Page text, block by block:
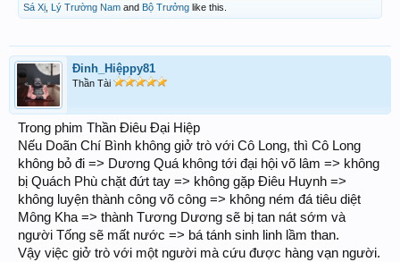
Sá Xị Lý Trường Nam and Bộ Trưởng like this.
Đinh_Hiệppy81
Thần Tài
Trong phim Thần Điêu Đại Hiệp
Nếu Doãn Chí Bình không giở trò với Cô Long, thì Cô Long
không bỏ đi => Dương Quá không tới đại hội võ lâm => không
bị Quách Phù chặt đứt tay => không gặp Điêu Huynh =>
không luyện thành công võ công => không ném đá tiêu diệt
Mông Kha => thành Tương Dương sẽ bị tan nát sớm và
người Tống sẽ mất nước => bá tánh sinh linh lầm than.
Vậy việc giở trò với một người mà cứu được hàng vạn người.